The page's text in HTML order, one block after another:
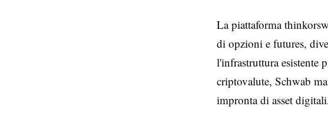
La piattaforma
di opzioni e futures,
l'infrastruttura esistente
criptovalute, Schwab
impronta di asset